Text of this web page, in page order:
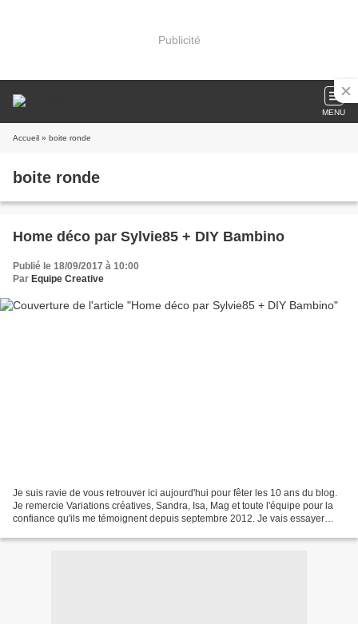
Publicité
MENU
Accueil » boite ronde
boite ronde
Home déco par Sylvie85 + DIY Bambino
Publié le 18/09/2017 à 10:00
Par Equipe Creative
Je suis ravie de vous retrouver ici aujourd'hui pour fêter les 10 ans du blog.
Je remercie Variations créatives, Sandra, Isa, Mag et toute l'équipe pour la
confiance qu'ils me témoignent depuis septembre 2012. Je vais essayer